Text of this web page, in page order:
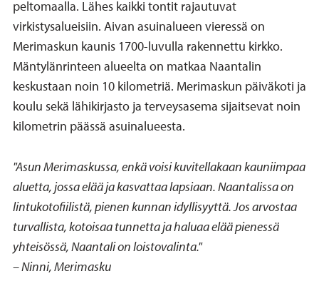
peltomaalla. Lähes kaikki tontit rajautuvat
virkistysalueisiin. Aivan asuinalueen vieressä on
Merimaskun kaunis 1700-luvulla rakennettu kirkko.
Mäntylänrinteen alueelta on matkaa Naantalin
keskustaan noin 10 kilometriä. Merimaskun päiväkoti ja
koulu sekä lähikirjasto ja terveysasema sijaitsevat noin
kilometrin päässä asuinalueesta.
"Asun Merimaskussa, enkä voisi kuvitellakaan kauniimpaa
aluetta, jossa elää ja kasvattaa lapsiaan. Naantalissa on
lintukotofiilistä, pienen kunnan idyllisyyttä. Jos arvostaa
turvallista, kotoisaa tunnetta ja haluaa elää pienessä
yhteisössä, Naantali on loistovalinta."
–Ninni, Merimasku